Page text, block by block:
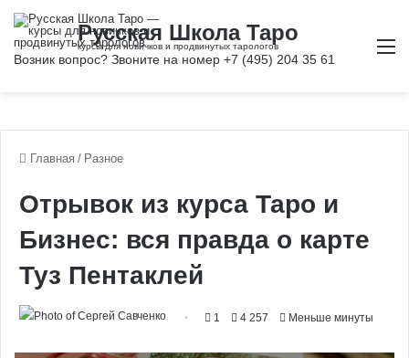
Главная / Разное
Отрывок из курса Таро и
Бизнес: вся правда о карте
Туз Пентаклей
1 4 257 Меньше минуты